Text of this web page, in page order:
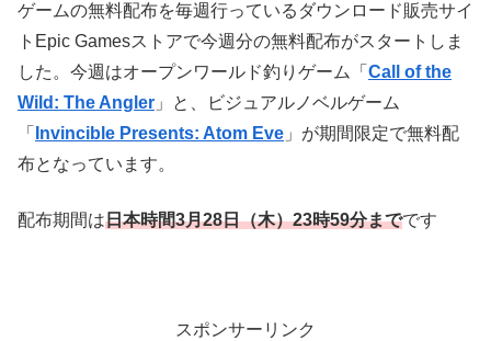
ゲームの無料配布を毎週行っているダウンロード販売サイ
トEpic Gamesストアで今週分の無料配布がスタートしま
した。今週はオープンワールド釣りゲーム「 Call of the
Wild: The Angler 」 と、
ビジュアルノベルゲーム
「
Invincible Presents: Atom Eve 」 が期間限定で無料配
布となっています。
配布期間は日本時間3月28日（木）23時59分までです
スポンサーリンク